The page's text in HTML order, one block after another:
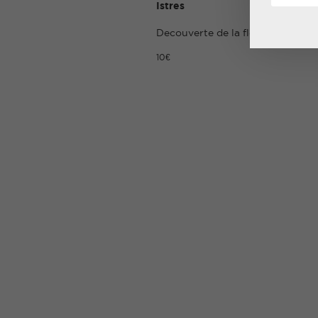
Istres
Decouverte de la flore locale à
10€